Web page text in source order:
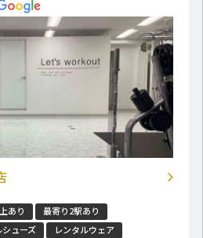
あり
最寄り2駅あり
シューズ
レンタルウェア